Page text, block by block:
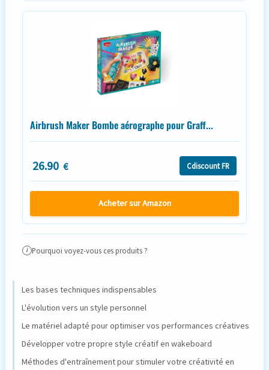
Airbrush Maker Bombe aérographe pour Graff...
26.90 € Cdiscount FR
Acheter sur Amazon
i Pourquoi voyez-vous ces produits ?
Les bases techniques indispensables
L'évolution vers un style personnel
Le matériel adapté pour optimiser vos performances créatives
Développer votre propre style créatif en wakeboard
Méthodes d'entraînement pour stimuler votre créativité en